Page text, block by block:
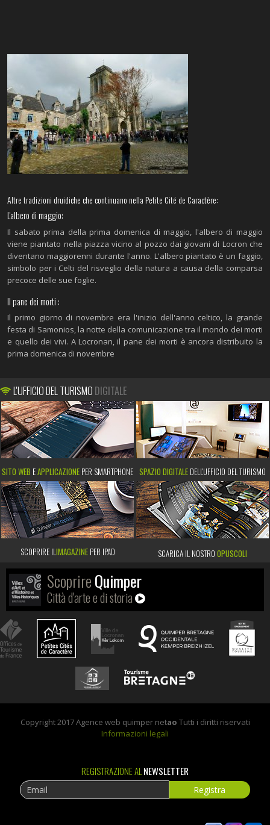
Altre tradizioni druidiche che continuano nella Petite Cité de Caractère:
L'albero di maggio:
Il sabato prima della prima domenica di maggio, l'albero di maggio
viene piantato nella piazza vicino al pozzo dai giovani di Locron che
diventano maggiorenni durante l'anno. L'albero piantato è un faggio,
simbolo per i Celti del risveglio della natura a causa della comparsa
precoce delle sue foglie.
Il pane dei morti :
Il primo giorno di novembre era l'inizio dell'anno celtico, la grande
festa di Samonios, la notte della comunicazione tra il mondo dei morti
e quello dei vivi. A Locronan, il pane dei morti è ancora distribuito la
prima domenica di novembre
L'UFFICIO DEL TURISMO DIGITALE
SITO WEB EAPPLICAZIONE PER SMARTPHONE SPAZIO DIGITALE DELL'UFFICIO DEL TURISMO
SCOPRIRE ILIMAGAZINEPER IPAD SCARICA IL NOSTRO OPUSCOLI
ScoprireQuimper
Città d'arte e di storia
Copyright 2017 Agence web quimper netao Tutti i diritti riservati
Informazioni legali
REGISTRAZIONE AL NEWSLETTER